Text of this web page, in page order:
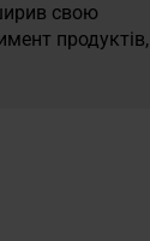
свою
продуктів,